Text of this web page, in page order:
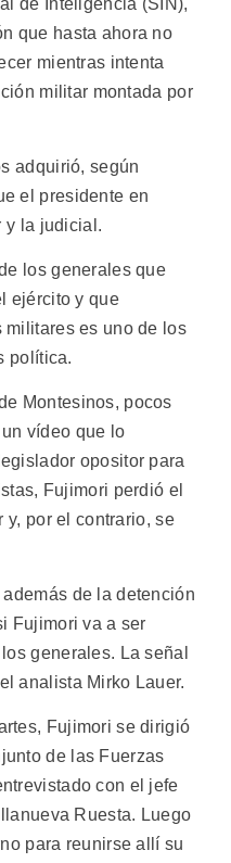
de Inteligencia (SIN),
que hasta ahora no
mientras intenta
militar montada por
adquirió, según
el presidente en
y la judicial.
los generales que
ejército y que
es uno de los
política.
Montesinos, pocos
vídeo que lo
opositor para
Fujimori perdió el
y, por el contrario, se
de la detención
Fujimori va a ser
generales. La señal
analista Mirko Lauer.
Fujimori se dirigió
de las Fuerzas
con el jefe
Ruesta. Luego
para reunirse allí su